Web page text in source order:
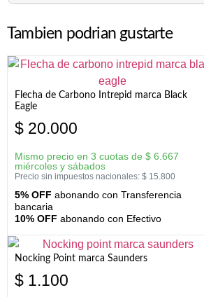
Tambien podrian gustarte
Flecha de Carbono Intrepid marca Black
Eagle
$ 20.000
Mismo precio en 3 cuotas de $ 6.667
miércoles y sábados
Precio sin impuestos nacionales: $ 15.800
5% OFF abonando con Transferencia
bancaria
10% OFF abonando con Efectivo
Nocking Point marca Saunders
$ 1.100